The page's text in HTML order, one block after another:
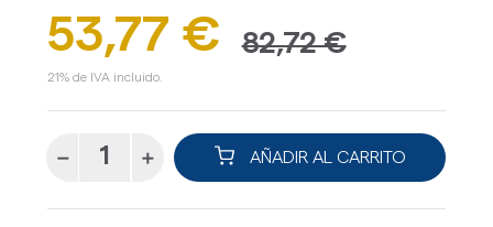
53,77 € 82,72 €
21% de IVA incluido.
AÑADIR AL CARRITO